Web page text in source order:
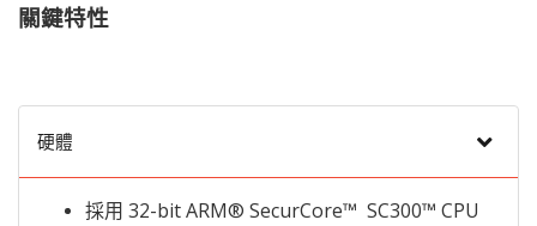
關鍵特性
硬體
採用 32-bit ARM® SecurCore™ SC300™ CPU